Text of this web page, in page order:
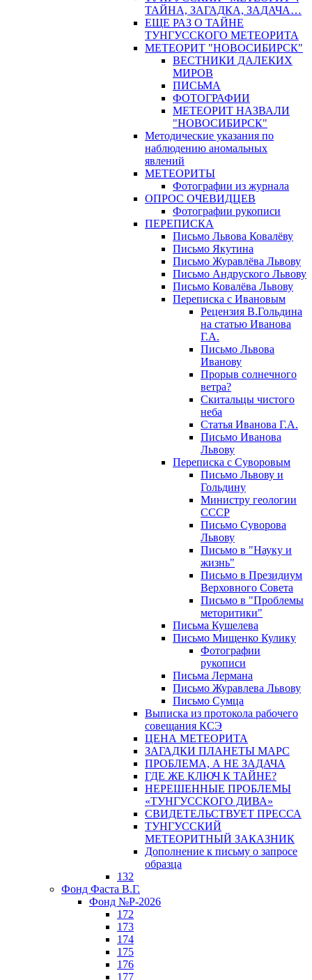
ТАЙНА, ЗАГАДКА, ЗАДАЧА…
ЕЩЕ РАЗ О ТАЙНЕ
ТУНГУССКОГО МЕТЕОРИТА
МЕТЕОРИТ "НОВОСИБИРСК"
ВЕСТНИКИ ДАЛЕКИХ
МИРОВ
ПИСЬМА
ФОТОГРАФИИ
МЕТЕОРИТ НАЗВАЛИ
"НОВОСИБИРСК"
Методические указания по
наблюдению аномальных
явлений
МЕТЕОРИТЫ
Фотографии из журнала
ОПРОС ОЧЕВИДЦЕВ
Фотографии рукописи
ПЕРЕПИСКА
Письмо Львова Ковалёву
Письмо Якутина
Письмо Журавлёва Львову
Письмо Андруского Львову
Письмо Ковалёва Львову
Переписка с Ивановым
Рецензия В.Гольдина
на статью Иванова
Г.А.
Письмо Львова
Иванову
Прорыв солнечного
ветра?
Скитальцы чистого
неба
Статья Иванова Г.А.
Письмо Иванова
Львову
Переписка с Суворовым
Письмо Львову и
Гольдину
Министру геологии
СССР
Письмо Суворова
Львову
Письмо в "Науку и
жизнь"
Письмо в Президиум
Верховного Совета
Письмо в "Проблемы
меторитики"
Письма Кушелева
Письмо Мищенко Кулику
Фотографии
рукописи
Письма Лермана
Письмо Журавлева Львову
Письмо Сумца
Выписка из протокола рабочего
совещания КСЭ
ЦЕНА МЕТЕОРИТА
ЗАГАДКИ ПЛАНЕТЫ МАРС
ПРОБЛЕМА, А НЕ ЗАДАЧА
ГДЕ ЖЕ КЛЮЧ К ТАЙНЕ?
НЕРЕШЕННЫЕ ПРОБЛЕМЫ
«ТУНГУССКОГО ДИВА»
СВИДЕТЕЛЬСТВУЕТ ПРЕССА
ТУНГУССКИЙ
МЕТЕОРИТНЫЙ ЗАКАЗНИК
Дополнение к письму о запросе
образца
132
Фонд Фаста В.Г.
Фонд №Р-2026
172
173
174
175
176
177